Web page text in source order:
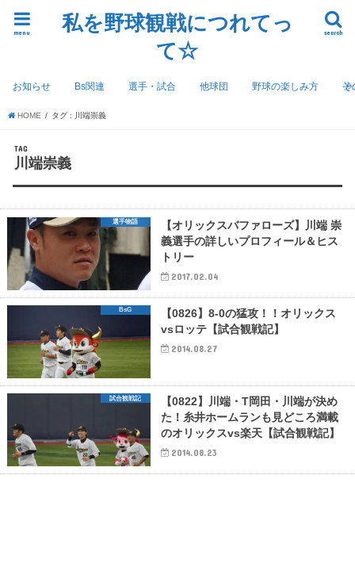
私を野球観戦につれてっ
て☆
search
menu
お知らせ Bs関連 選手・試合 他球団 野球の楽しみ方 そ
HOME タグ : 川端崇義
TAG
川端崇義
選手物語
【オリックスバファローズ】川端 崇
義選手の詳しいプロフィール＆ヒス
トリー
2017.02.04
BsG
【0826】8-0の猛攻！！オリックス
vsロッテ【試合観戦記】
2014.08.27
試合観戦記
【0822】川端・T岡田・川端が決め
た！糸井ホームランも見どころ満載
のオリックスvs楽天【試合観戦記】
2014.08.23